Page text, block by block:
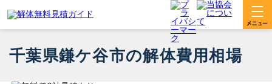
千葉県鎌ケ谷市の解体費用相場